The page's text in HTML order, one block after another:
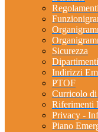
Sicurezza
Dipartimenti
Indirizzi
PTOF
Curricolo
Riferimenti
Privacy -
Piano